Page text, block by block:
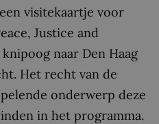
visitekaartje voor
Justice and
naar Den Haag
Het recht van de
onderwerp deze
in het programma.